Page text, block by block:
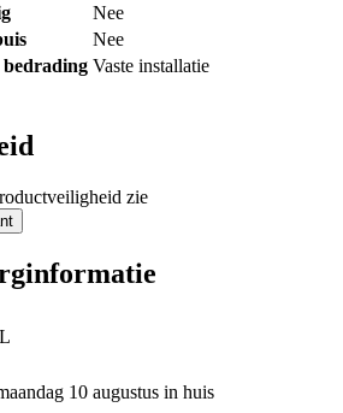
Nee
Nee
bedrading Vaste installatie
zie
10 augustus in huis